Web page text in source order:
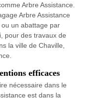
Arbre Assistance.
Arbre Assistance
un abattage par
pour des travaux de
la ville de Chaville,
efficaces
nécessaire dans le
est dans la